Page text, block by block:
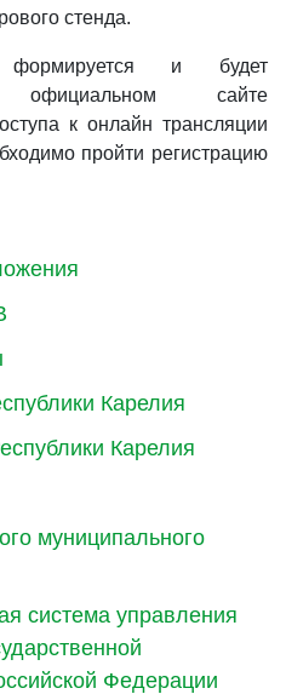
Карелия
Карелия
муниципального
система управления
Федерации
стенда.
и будет
сайте
к онлайн трансляции
пройти регистрацию